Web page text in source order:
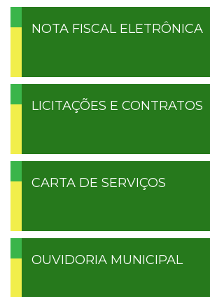
NOTA FISCAL ELETRÔNICA
LICITAÇÕES E CONTRATOS
CARTA DE SERVIÇOS
OUVIDORIA MUNICIPAL